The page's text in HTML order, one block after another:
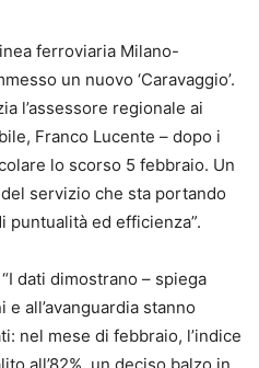
ferroviaria Milano-
un nuovo ‘Caravaggio’.
l’assessore regionale ai
Franco Lucente – dopo i
lo scorso 5 febbraio. Un
servizio che sta portando
ed efficienza”.
“I dati dimostrano – spiega
all’avanguardia stanno
nel mese di febbraio, l’indice